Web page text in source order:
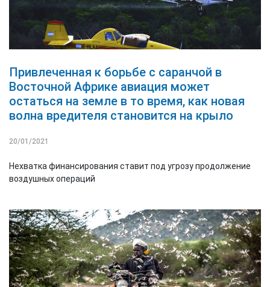
Привлеченная к борьбе с саранчой в
Восточной Африке авиация может
остаться на земле в то время, как новая
волна вредителя становится на крыло
20/01/2021
Нехватка финансирования ставит под угрозу продолжение
воздушных операций